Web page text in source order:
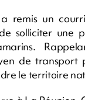
remis un
solliciter une
de transport
le territoire